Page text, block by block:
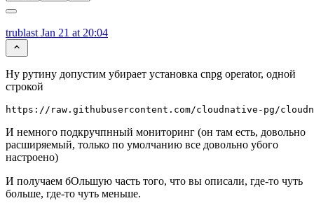
trublast Jan 21 at 20:04
Ну рутину допустим убирает установка cnpg operator, одной
строкой
https://raw.githubusercontent.com/cloudnative-pg/
И немного подкручпнный мониторинг (он там есть, довольно
расширяемый, только по умолчанию все довольно убого
настроено)
И получаем бОльшую часть того, что вы описали, где-то чуть
больше, где-то чуть меньше.